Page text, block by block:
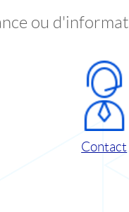
ou
Contact